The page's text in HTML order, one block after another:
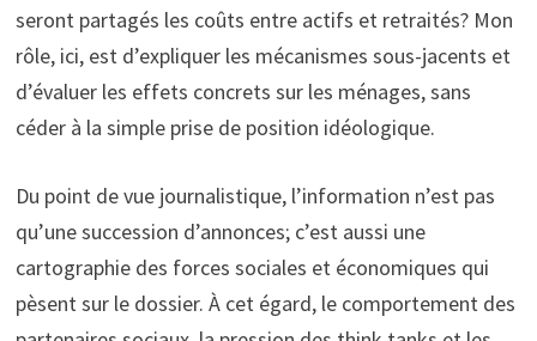
seront partagés les coûts entre actifs et retraités? Mon
rôle, ici, est d’expliquer les mécanismes sous-jacents et
d’évaluer les effets concrets sur les ménages, sans
céder à la simple prise de position idéologique.
Du point de vue journalistique, l’information n’est pas
qu’une succession d’annonces; c’est aussi une
cartographie des forces sociales et économiques qui
pèsent sur le dossier. À cet égard, le comportement des